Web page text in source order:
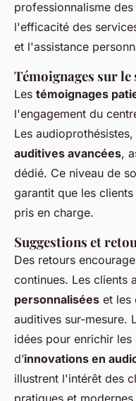
professionnalisme
l'efficacité des
et l'assistance
Témoignages sur
Les témoignages
l'engagement du
Les
auditives avancées,
dédié. Ce niveau de
garantit que les
pris en charge.
Suggestions et
Des retours
continues. Les clients
personnalisées et les
auditives sur-mesure.
idées pour enrichir
d’innovations en
illustrent l'intérêt des